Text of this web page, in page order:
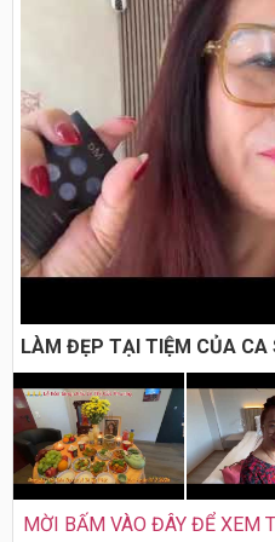
LÀM ĐẸP TẠI TIỆM CỦA CA
MỜI BẤM VÀO ĐÂY ĐỂ XEM